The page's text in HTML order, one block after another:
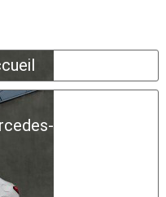
Benz Classe A